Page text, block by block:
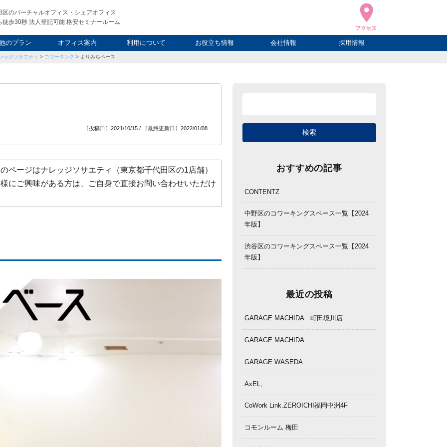
区のバーチャルオフィス・シェアオフィス
徒歩30秒 法人登記可能 格安セミナールーム
のプラン
ルオフィス
ィークエンド
会議室
オフィス案内 利用について お役立ち情報 会社情報 採用情報
ッジソサエティ > コワーキング > よりみちベース
［投稿日］2021/10/15 / ［最終更新日］2022/01/08
ページはナレッジソサエティ（東京都千代田区の1店舗）
にご興味がある方は、ご自身で直接お問い合わせいただけ
おすすめの記事
CONTENTZ
中野区のコワーキングスペース一覧【2024
年版】
渋谷区のコワーキングスペース一覧【2024
年版】
最近の投稿
GARAGE MACHIDA 町田境川店
GARAGE MACHIDA
GARAGE WASEDA
AxEL,
CoWork Link.ZEROICHI福岡中洲4F
コモンルーム 梅田